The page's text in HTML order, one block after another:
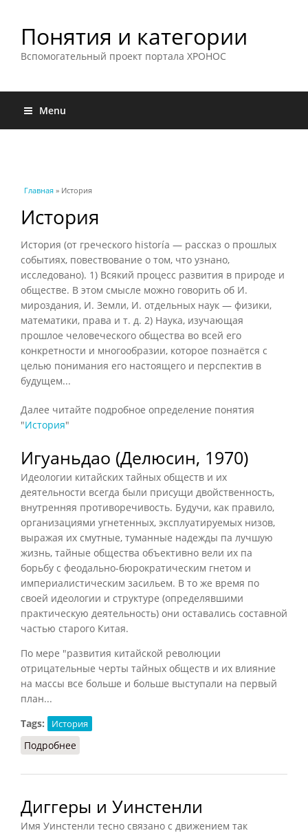
Понятия и категории
Вспомогательный проект портала ХРОНОС
Menu
Вы здесь
Главная » История
История
История (от греческого historía — рассказ о прошлых
событиях, повествование о том, что узнано,
исследовано). 1) Всякий процесс развития в природе и
обществе. В этом смысле можно говорить об И.
мироздания, И. Земли, И. отдельных наук — физики,
математики, права и т. д. 2) Наука, изучающая
прошлое человеческого общества во всей его
конкретности и многообразии, которое познаётся с
целью понимания его настоящего и перспектив в
будущем...
Далее читайте подробное определение понятия
"История"
Игуаньдао (Делюсин, 1970)
Идеологии китайских тайных обществ и их
деятельности всегда были присущи двойственность,
внутренняя противоречивость. Будучи, как правило,
организациями угнетенных, эксплуатируемых низов,
выражая их смутные, туманные надежды па лучшую
жизнь, тайные общества объективно вели их па
борьбу с феодально-бюрократическим гнетом и
империалистическим засильем. В то же время по
своей идеологии и структуре (определявшими
практическую деятельность) они оставались составной
частью старого Китая.
По мере "развития китайской революции
отрицательные черты тайных обществ и их влияние
на массы все больше и больше выступали на первый
план...
Tags:
История
Подробнее
Диггеры и Уинстенли
Имя Уинстенли тесно связано с движением так